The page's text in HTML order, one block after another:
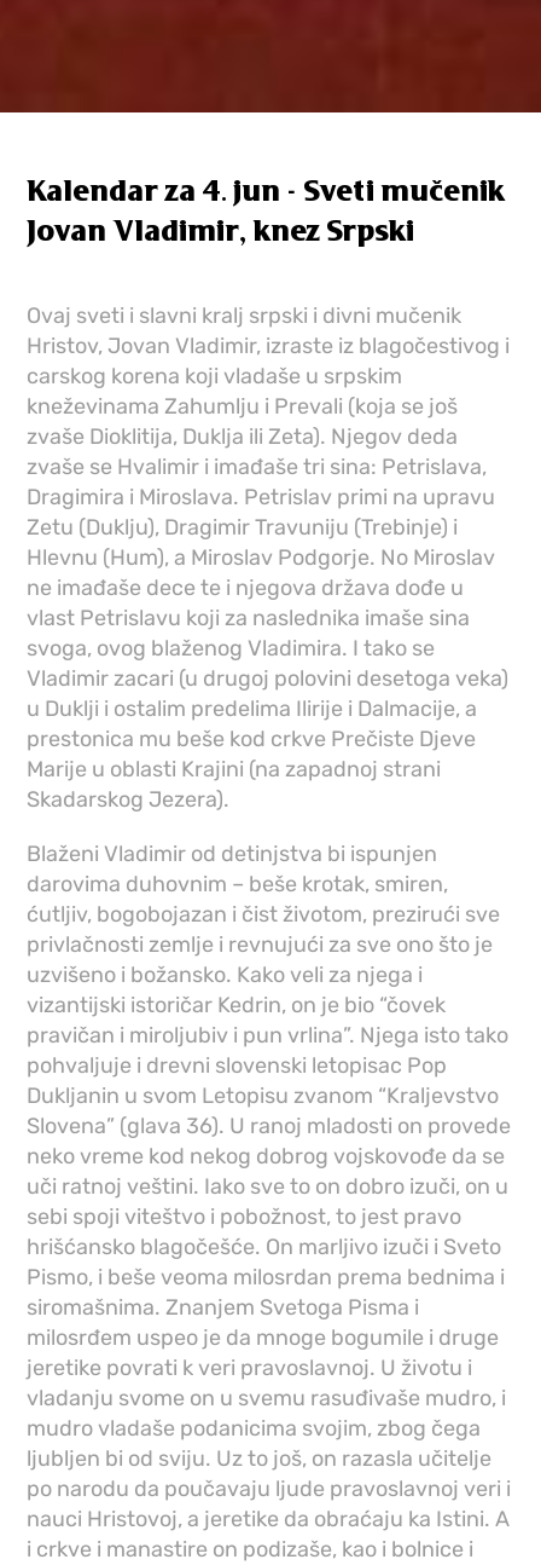
Kalendar za 4. jun - Sveti mučenik
Jovan Vladimir, knez Srpski
Ovaj sveti i slavni kralj srpski i divni mučenik
Hristov, Jovan Vladimir, izraste iz blagočestivog i
carskog korena koji vladaše u srpskim
kneževinama Zahumlju i Prevali (koja se još
zvaše Dioklitija, Duklja ili Zeta). Njegov deda
zvaše se Hvalimir i imađaše tri sina: Petrislava,
Dragimira i Miroslava. Petrislav primi na upravu
Zetu (Duklju), Dragimir Travuniju (Trebinje) i
Hlevnu (Hum), a Miroslav Podgorje. No Miroslav
ne imađaše dece te i njegova država dođe u
vlast Petrislavu koji za naslednika imaše sina
svoga, ovog blaženog Vladimira. I tako se
Vladimir zacari (u drugoj polovini desetoga veka)
u Duklji i ostalim predelima Ilirije i Dalmacije, a
prestonica mu beše kod crkve Prečiste Djeve
Marije u oblasti Krajini (na zapadnoj strani
Skadarskog Jezera).
Blaženi Vladimir od detinjstva bi ispunjen
darovima duhovnim – beše krotak, smiren,
ćutljiv, bogobojazan i čist životom, prezirući sve
privlačnosti zemlje i revnujući za sve ono što je
uzvišeno i božansko. Kako veli za njega i
vizantijski istoričar Kedrin, on je bio “čovek
pravičan i miroljubiv i pun vrlina”. Njega isto tako
pohvaljuje i drevni slovenski letopisac Pop
Dukljanin u svom Letopisu zvanom “Kraljevstvo
Slovena” (glava 36). U ranoj mladosti on provede
neko vreme kod nekog dobrog vojskovođe da se
uči ratnoj veštini. Iako sve to on dobro izuči, on u
sebi spoji viteštvo i pobožnost, to jest pravo
hrišćansko blagočešće. On marljivo izuči i Sveto
Pismo, i beše veoma milosrdan prema bednima i
siromašnima. Znanjem Svetoga Pisma i
milosrđem uspeo je da mnoge bogumile i druge
jeretike povrati k veri pravoslavnoj. U životu i
vladanju svome on u svemu rasuđivaše mudro, i
mudro vladaše podanicima svojim, zbog čega
ljubljen bi od sviju. Uz to još, on razasla učitelje
po narodu da poučavaju ljude pravoslavnoj veri i
nauci Hristovoj, a jeretike da obraćaju ka Istini. A
i crkve i manastire on podizaše, kao i bolnice i